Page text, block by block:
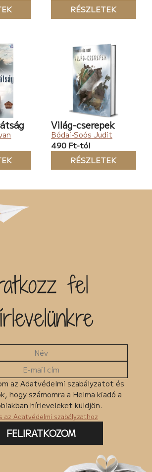
RÉSZLETEK
Világ-cserepek
Bódai-Soós Judit
490 Ft-tól
RÉSZLETEK
fel
az Adatvédelmi szabályzatot és
hogy számomra a Helma kiadó a
hírleveleket küldjön.
az Adatvédelmi szabályzathoz
FELIRATKOZOM